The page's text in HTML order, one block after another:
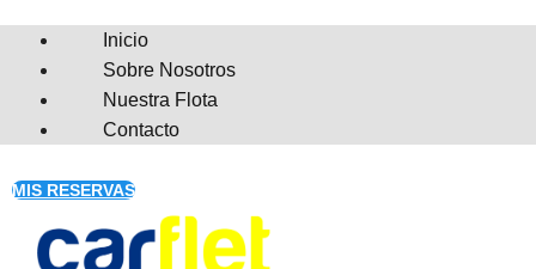
Inicio
Sobre Nosotros
Nuestra Flota
Contacto
MIS RESERVAS